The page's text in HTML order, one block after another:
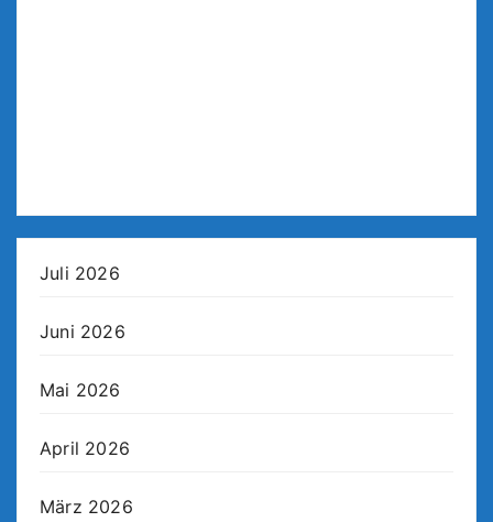
Juli 2026
Juni 2026
Mai 2026
April 2026
März 2026